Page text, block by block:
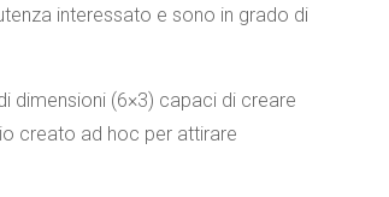
interessato e sono in grado di
dimensioni (6×3) capaci di creare
creato ad hoc per attirare